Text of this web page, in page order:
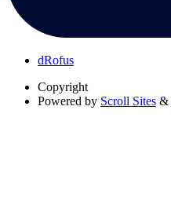
dRofus
Copyright
Powered by Scroll Sites &